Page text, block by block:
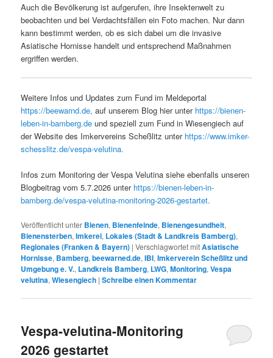
Auch die Bevölkerung ist aufgerufen, ihre Insektenwelt zu
beobachten und bei Verdachtsfällen ein Foto machen. Nur dann
kann bestimmt werden, ob es sich dabei um die invasive
Asiatische Hornisse handelt und entsprechend Maßnahmen
ergriffen werden.
Weitere Infos und Updates zum Fund im Meldeportal
https://beewarnd.de, auf unserem Blog hier unter https://bienen-
leben-in-bamberg.de und speziell zum Fund in Wiesengiech auf
der Website des Imkervereins Scheßlitz unter https://www.imker-
schesslitz.de/vespa-velutina.
Infos zum Monitoring der Vespa Velutina siehe ebenfalls unseren
Blogbeitrag vom 5.7.2026 unter https://bienen-leben-in-
bamberg.de/vespa-velutina-monitoring-2026-gestartet.
Veröffentlicht unter Bienen, Bienenfeinde, Bienengesundheit,
Bienensterben,Imkerei, Lokales (Stadt & Landkreis Bamberg),
Regionales (Franken & Bayern) |Verschlagwortet mitAsiatische
Hornisse, Bamberg,beewarned.de,IBI,Imkerverein Scheßlitz und
Umgebung e. V., Landkreis Bamberg, LWG,Monitoring,Vespa
velutina,Wiesengiech |Schreibe einen Kommentar
Vespa-velutina-Monitoring
2026 gestartet